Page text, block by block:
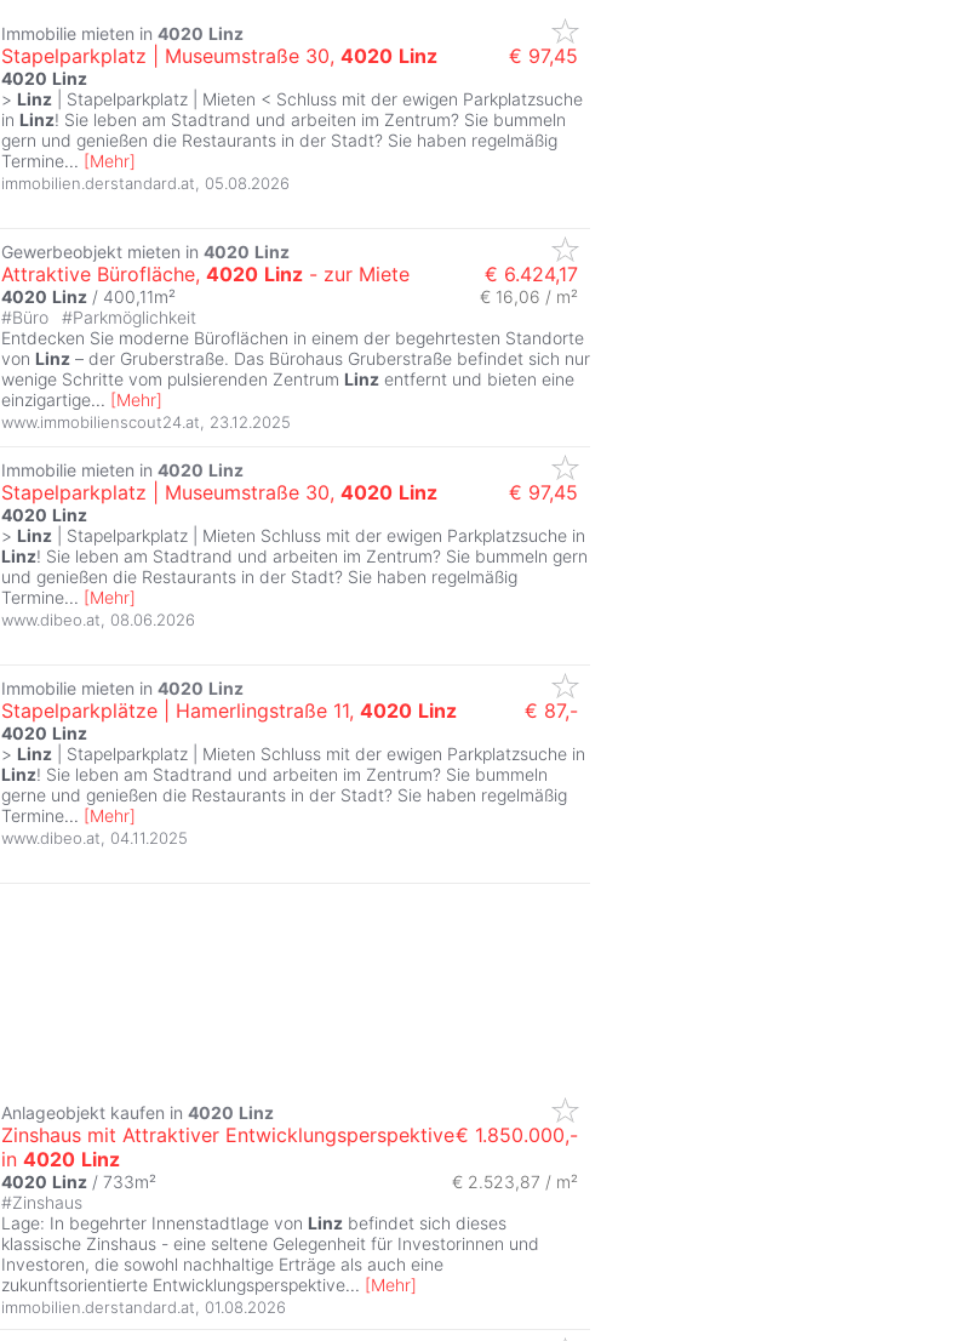
Immobilie mieten in 4020 Linz
Stapelparkplatz | Museumstraße 30, 4020 Linz € 97,45
4020 Linz
> Linz | Stapelparkplatz | Mieten < Schluss mit der ewigen Parkplatzsuche
in Linz! Sie leben am Stadtrand und arbeiten im Zentrum? Sie bummeln
gern und genießen die Restaurants in der Stadt? Sie haben regelmäßig
Termine... [Mehr]
immobilien.derstandard.at 05.08.2026
Gewerbeobjekt mieten in 4020 Linz
Attraktive Bürofläche, 4020 Linz - zur Miete € 6.424,17
4020 Linz / 400,11m²
€ 16,06 / m²
#Büro #Parkmöglichkeit
Entdecken Sie moderne Büroflächen in einem der begehrtesten Standorte
von Linz – der Gruberstraße. Das Bürohaus Gruberstraße befindet sich nur
wenige Schritte vom pulsierenden Zentrum Linz entfernt und bieten eine
einzigartige... [Mehr]
www.immobilienscout24.at 23.12.2025
Immobilie mieten in 4020 Linz
Stapelparkplatz | Museumstraße 30, 4020 Linz € 97,45
4020 Linz
> Linz | Stapelparkplatz | Mieten Schluss mit der ewigen Parkplatzsuche in
Linz! Sie leben am Stadtrand und arbeiten im Zentrum? Sie bummeln gern
und genießen die Restaurants in der Stadt? Sie haben regelmäßig
Termine... [Mehr]
www.dibeo.at 08.06.2026
Immobilie mieten in 4020 Linz
Stapelparkplätze | Hamerlingstraße 11, 4020 Linz € 87,-
4020 Linz
> Linz | Stapelparkplatz | Mieten Schluss mit der ewigen Parkplatzsuche in
Linz! Sie leben am Stadtrand und arbeiten im Zentrum? Sie bummeln
gerne und genießen die Restaurants in der Stadt? Sie haben regelmäßig
Termine... [Mehr]
www.dibeo.at 04.11.2025
Anlageobjekt kaufen in 4020 Linz
Zinshaus mit Attraktiver Entwicklungsperspektive
in 4020 Linz
€ 1.850.000,-
4020 Linz / 733m² € 2.523,87 / m²
#Zinshaus
Lage: In begehrter Innenstadtlage von Linz befindet sich dieses
klassische Zinshaus - eine seltene Gelegenheit für Investorinnen und
Investoren, die sowohl nachhaltige Erträge als auch eine
zukunftsorientierte Entwicklungsperspektive... [Mehr]
immobilien.derstandard.at 01.08.2026